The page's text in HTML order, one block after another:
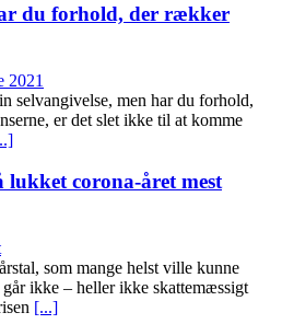
du forhold, der rækker
selvangivelse, men har du forhold,
er det slet ikke til at komme
lukket corona-året mest
som mange helst ville kunne
ikke – heller ikke skattemæssigt
[...]